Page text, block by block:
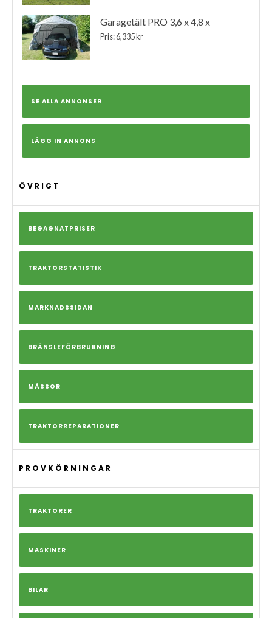
Garagetält PRO 3,6 x 4,8 x
Pris: 6,335 kr
SE ALLA ANNONSER
LÄGG IN ANNONS
ÖVRIGT
BEGAGNATPRISER
TRAKTORSTATISTIK
MARKNADSSIDAN
BRÄNSLEFÖRBRUKNING
MÄSSOR
TRAKTORREPARATIONER
PROVKÖRNINGAR
TRAKTORER
MASKINER
BILAR